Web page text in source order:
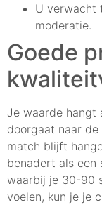
U verwacht
moderatie.
Goede
Je waarde hangt
doorgaat naar
match blijft
benadert als een
waarbij je 30-90
voelen, kun je je